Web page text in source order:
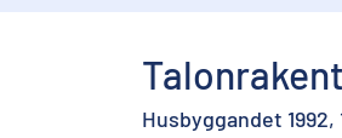
Husbyggandet 1992,